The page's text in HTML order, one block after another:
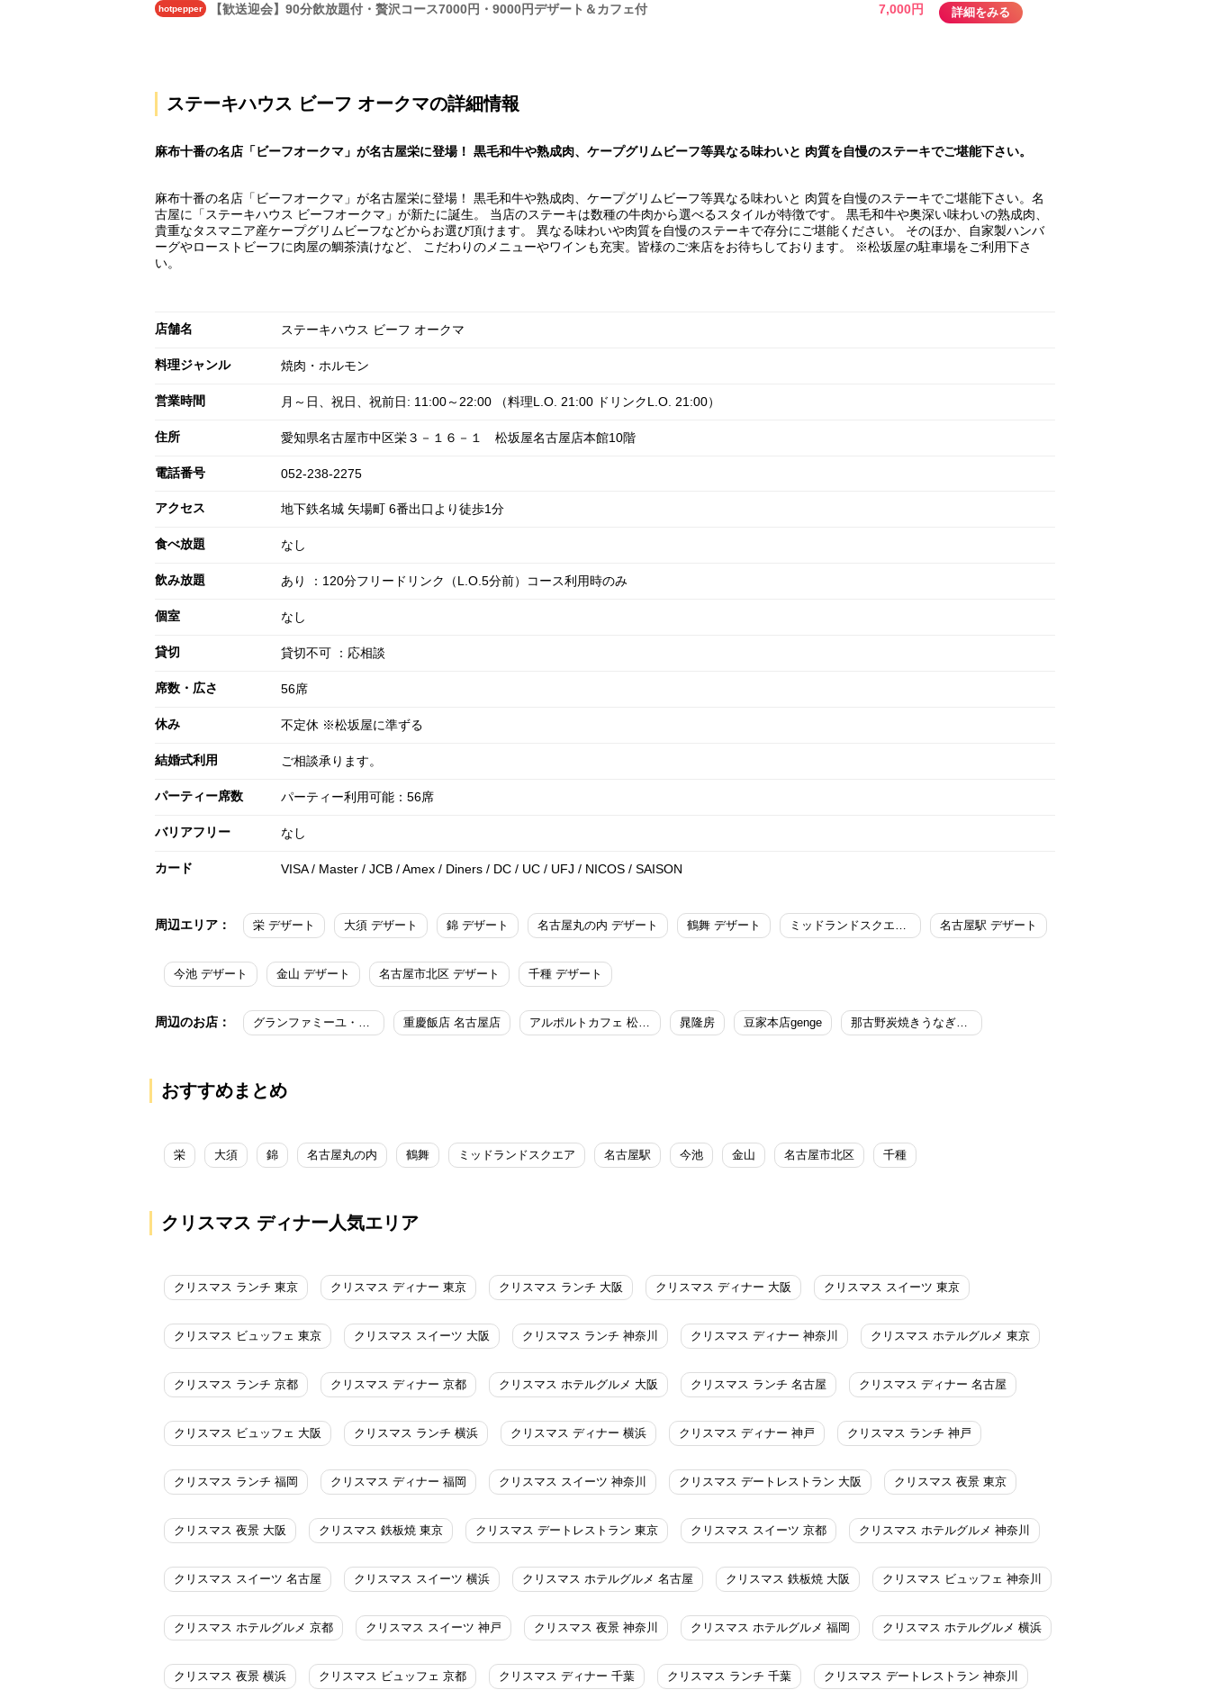
hotpepper 【歓送迎会】90分飲放題付・贅沢コース7000円・9000円デザート＆カフェ付 7,000円 詳細をみる
ステーキハウス ビーフ オークマの詳細情報
麻布十番の名店「ビーフオークマ」が名古屋栄に登場！ 黒毛和牛や熟成肉、ケープグリムビーフ等異なる味わいと 肉質を自慢のステーキでご堪能下さい。
麻布十番の名店「ビーフオークマ」が名古屋栄に登場！ 黒毛和牛や熟成肉、ケープグリムビーフ等異なる味わいと 肉質を自慢のステーキでご堪能下さい。名
古屋に「ステーキハウス ビーフオークマ」が新たに誕生。 当店のステーキは数種の牛肉から選べるスタイルが特徴です。 黒毛和牛や奥深い味わいの熟成肉、
貴重なタスマニア産ケープグリムビーフなどからお選び頂けます。 異なる味わいや肉質を自慢のステーキで存分にご堪能ください。 そのほか、自家製ハンバ
ーグやローストビーフに肉屋の鯛茶漬けなど、 こだわりのメニューやワインも充実。皆様のご来店をお待ちしております。 ※松坂屋の駐車場をご利用下さ
い。
店舗名 ステーキハウス ビーフ オークマ
料理ジャンル 焼肉・ホルモン
営業時間 月～日、祝日、祝前日: 11:00～22:00 （料理L.O. 21:00 ドリンクL.O. 21:00）
住所 愛知県名古屋市中区栄３－１６－１ 松坂屋名古屋店本館10階
電話番号 052-238-2275
アクセス 地下鉄名城 矢場町 6番出口より徒歩1分
食べ放題 なし
飲み放題 あり ：120分フリードリンク（L.O.5分前）コース利用時のみ
個室 なし
貸切 貸切不可 ：応相談
席数・広さ 56席
休み 不定休 ※松坂屋に準ずる
結婚式利用 ご相談承ります。
パーティー席数 パーティー利用可能：56席
バリアフリー なし
カード VISA / Master / JCB / Amex / Diners / DC / UC / UFJ / NICOS / SAISON
周辺エリア： 栄 デザート 大須 デザート 錦 デザート 名古屋丸の内 デザート 鶴舞 デザート ミッドランドスクエア デザート 名古屋駅 デザート
今池 デザート 金山 デザート 名古屋市北区 デザート 千種 デザート
周辺のお店： グランファミーユ・シェ松尾 名古屋松坂屋店 重慶飯店 名古屋店 アルポルトカフェ 松坂屋名古屋店 晁隆房 豆家本店genge 那古野炭焼きうなぎ・かしわ 登河
おすすめまとめ
栄 大須 錦 名古屋丸の内 鶴舞 ミッドランドスクエア 名古屋駅 今池 金山 名古屋市北区 千種
クリスマス ディナー人気エリア
クリスマス ランチ 東京 クリスマス ディナー 東京 クリスマス ランチ 大阪 クリスマス ディナー 大阪 クリスマス スイーツ 東京
クリスマス ビュッフェ 東京 クリスマス スイーツ 大阪 クリスマス ランチ 神奈川 クリスマス ディナー 神奈川 クリスマス ホテルグルメ 東京
クリスマス ランチ 京都 クリスマス ディナー 京都 クリスマス ホテルグルメ 大阪 クリスマス ランチ 名古屋 クリスマス ディナー 名古屋
クリスマス ビュッフェ 大阪 クリスマス ランチ 横浜 クリスマス ディナー 横浜 クリスマス ディナー 神戸 クリスマス ランチ 神戸
クリスマス ランチ 福岡 クリスマス ディナー 福岡 クリスマス スイーツ 神奈川 クリスマス デートレストラン 大阪 クリスマス 夜景 東京
クリスマス 夜景 大阪 クリスマス 鉄板焼 東京 クリスマス デートレストラン 東京 クリスマス スイーツ 京都 クリスマス ホテルグルメ 神奈川
クリスマス スイーツ 名古屋 クリスマス スイーツ 横浜 クリスマス ホテルグルメ 名古屋 クリスマス 鉄板焼 大阪 クリスマス ビュッフェ 神奈川
クリスマス ホテルグルメ 京都 クリスマス スイーツ 神戸 クリスマス 夜景 神奈川 クリスマス ホテルグルメ 福岡 クリスマス ホテルグルメ 横浜
クリスマス 夜景 横浜 クリスマス ビュッフェ 京都 クリスマス ディナー 千葉 クリスマス ランチ 千葉 クリスマス デートレストラン 神奈川